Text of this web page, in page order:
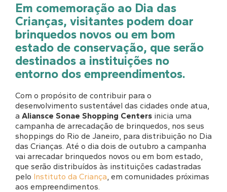
Em comemoração ao Dia das
Crianças, visitantes podem doar
brinquedos novos ou em bom
estado de conservação, que serão
destinados a instituições no
entorno dos empreendimentos.
Com o propósito de contribuir para o
desenvolvimento sustentável das cidades onde atua,
a Aliansce Sonae Shopping Centers inicia uma
campanha de arrecadação de brinquedos, nos seus
shoppings do Rio de Janeiro, para distribuição no Dia
das Crianças. Até o dia dois de outubro a campanha
vai arrecadar brinquedos novos ou em bom estado,
que serão distribuídos às instituições cadastradas
pelo Instituto da Criança, em comunidades próximas
aos empreendimentos.